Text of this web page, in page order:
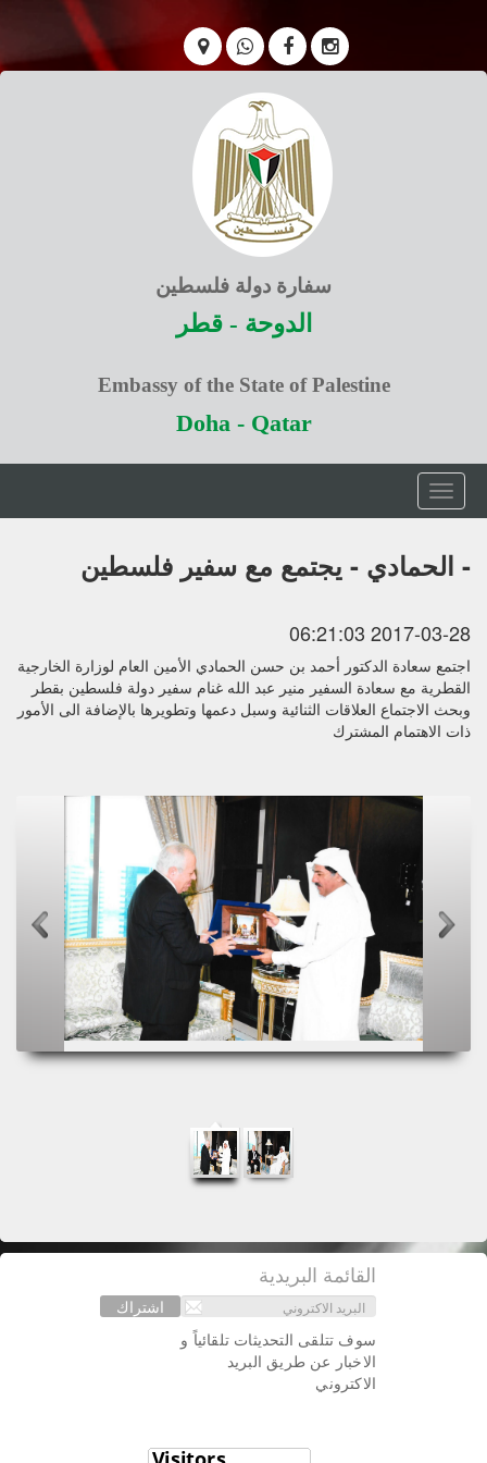
سفارة دولة فلسطين
الدوحة - قطر
Embassy of the State of Palestine
Doha - Qatar
Toggle
navigation
- الحمادي - يجتمع مع سفير فلسطين
2017-03-28 06:21:03
اجتمع سعادة الدكتور أحمد بن حسن الحمادي الأمين العام لوزارة الخارجية
القطرية مع سعادة السفير منير عبد الله غنام سفير دولة فلسطين بقطر
وبحث الاجتماع العلاقات الثنائية وسبل دعمها وتطويرها بالإضافة الى الأمور
ذات الاهتمام المشترك
القائمة البريدية
اشتراك
سوف تتلقى التحديثات تلقائياً و
الاخبار عن طريق البريد
الاكتروني